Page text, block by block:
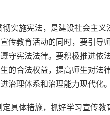
彻实施宪法，是建设社会主义
传教育活动的同时，要引导
守宪法法律。要积极推进依
的合法权益，提高师生对法
治理体系和治理能力现代化。
具体措施，抓好学习宣传教